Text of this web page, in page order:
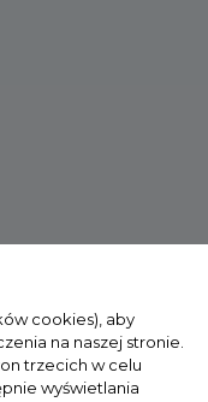
cookies), aby
na naszej stronie.
trzecich w celu
wyświetlania